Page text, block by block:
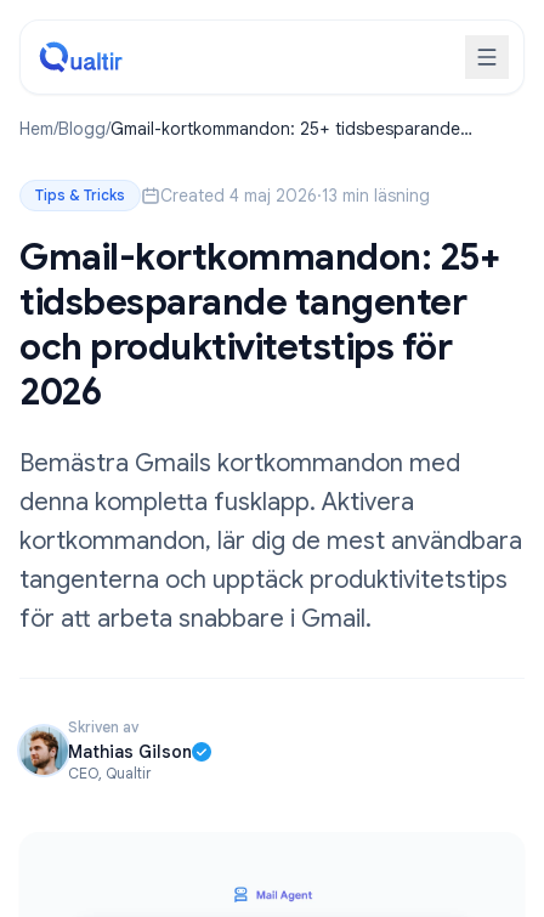
Hem/Blogg/Gmail-kortkommandon: 25+ tidsbesparande
Tips & Tricks Created 4 maj 2026·13 min läsning
Gmail-kortkommandon: 25+
tidsbesparande tangenter
och produktivitetstips för
2026
Bemästra Gmails kortkommandon med
denna kompletta fusklapp. Aktivera
kortkommandon, lär dig de mest användbara
tangenterna och upptäck produktivitetstips
för att arbeta snabbare i Gmail.
Skriven av
Mathias Gilson
CEO, Qualtir